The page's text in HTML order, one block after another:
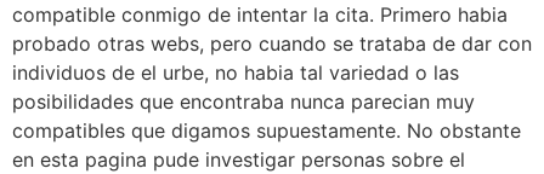
compatible conmigo de intentar la cita. Primero habia
probado otras webs, pero cuando se trataba de dar con
individuos de el urbe, no habia tal variedad o las
posibilidades que encontraba nunca parecian muy
compatibles que digamos supuestamente. No obstante
en esta pagina pude investigar personas sobre el